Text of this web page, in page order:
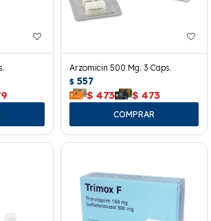
Arzomicin 500 Mg. 3 Caps.
$ 557
$ 473 $ 473